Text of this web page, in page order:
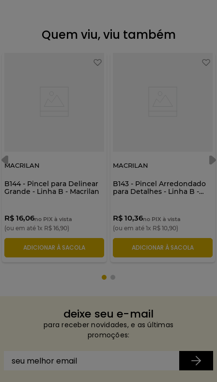
Quem viu, viu também
MACRILAN
B144 - Pincel para Delinear
Grande - Linha B - Macrilan
R$ 16,06no PIX à vista
(ou em até 1x R$ 16,90)
ADICIONAR À SACOLA
MACRILAN
B143 - Pincel Arredondado
para Detalhes - Linha B -
R$ 10,36no PIX à vista
(ou em até 1x R$ 10,90)
ADICIONAR À SACOLA
deixe seu e-mail
para receber novidades, e as últimas
promoções: